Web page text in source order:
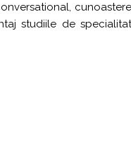
studiile de